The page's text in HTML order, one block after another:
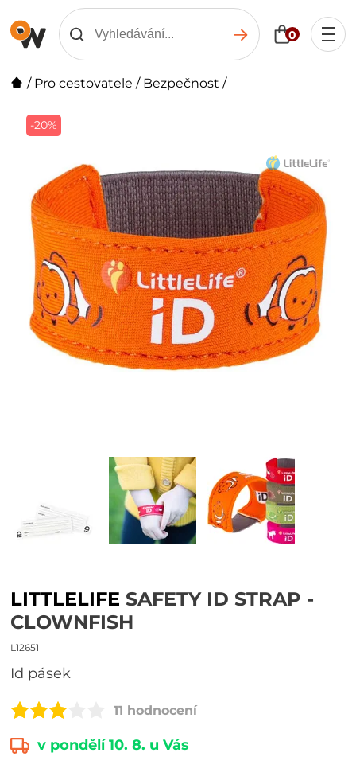
0
/ Pro cestovatele / Bezpečnost /
-20%
LITTLELIFE SAFETY ID STRAP -
CLOWNFISH
L12651
id pásek
11 hodnocení
v pondělí 10. 8. u Vás